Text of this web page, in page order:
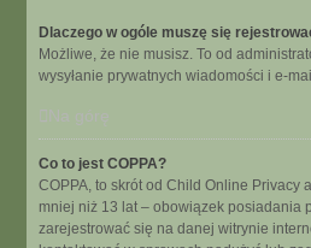
Dlaczego w ogóle muszę się
Możliwe, że nie musisz. To od
wysyłanie prywatnych wiadomości i e-
Na górę
Co to jest COPPA?
COPPA, to skrót od Child Online Privacy
mniej niż 13 lat – obowiązek posiadania
zarejestrować się na danej witrynie